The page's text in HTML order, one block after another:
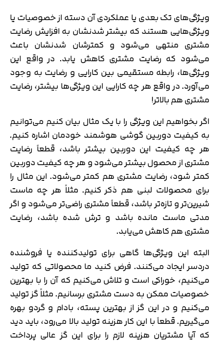
ویژگی‌های تک‌ بعدی یا عملکردی آن دسته از خصوصیات یا
ویژگی‌هایی هستند که بیشتر شدنشان به افزایش رضایت
مشتری منتهی می‌شود و کمترشان شدنشان باعث
می‌شود که رضایت مشتری کاهش یابد. در واقع این
ویژگی‌ها، رابطه مستقیمی بین کارایی و رضایت به وجود
می‌آورد. در واقع هر چه کارایی این ویژگی‌ها بیشتر، رضایت
مشتری هم بالاتر!
اگر بخواهیم این ویژگی را با یک مثال بیان کنیم می‌توانیم
به کیفیت دوربین گوشی‌ هوشمند خودمان اشاره کنیم.
هر چه کیفیت این دوربین بیشتر باشد، قطعاً رضایت
مشتری از محصول بیشتر می‌شود و هر چه کیفیت دوربین
کمتر شود، رضایت مشتری هم کمتر می‌شود. این مثال را
برای محصولات لبنی هم ذکر کنیم. مثلاً هر چه ماست
شیرین‌تر و تازه‌تر باشد، قطعاً مشتری راضی‌تر می‌شود و اگر
مدتی ماست مانده باشد و ترش شده باشد، رضایت
مشتری هم کاهش می‌یابد.
البته این ویژگی‌ها گاهی برای تولیدکننده یا فروشنده
دردسر ایجاد می‌کنند. فرض کنید ما محصولاتی که تولید
می‌کنیم، خوراکی است و تلاش می‌کنیم که آن را با بهترین
خصوصیات ممکن به دست مشتری برسانیم. مثلاً گز تولید
می‌کنیم و در این گز از بهترین پسته، بادام و گردو بهره
می‌گیریم. قطعاً با این کار هزینه تولید بالا می‌رود، باید دید
که آیا مشتریان هزینه لازم را برای این گز عالی پرداخت
تایید کد
کد ارسال شده را وارد کنید
اصلاح شماره